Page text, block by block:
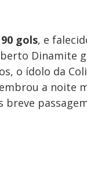
gols, e
Dinamite
o ídolo da
a noite